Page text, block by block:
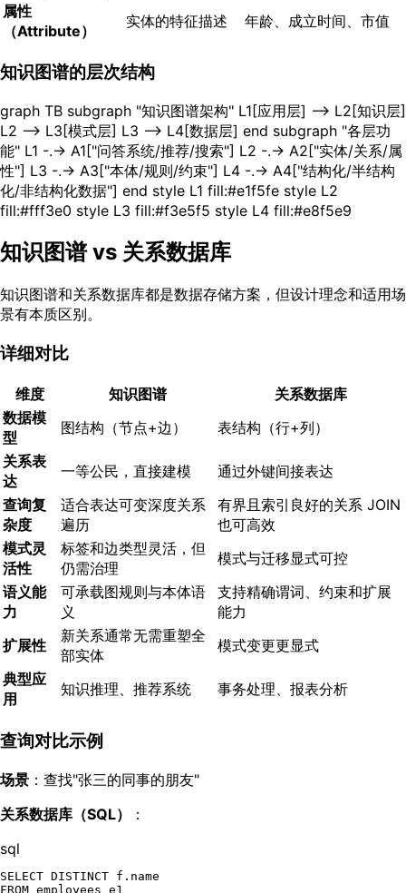
属性
（Attribute）
实体的特征描述 年龄、成立时间、市值
知识图谱的层次结构
graph TB subgraph "知识图谱架构" L1[应用层] --> L2[知识层]
L2 --> L3[模式层] L3 --> L4[数据层] end subgraph "各层功
能" L1 -.-> A1["问答系统/推荐/搜索"] L2 -.-> A2["实体/关系/属
性"] L3 -.-> A3["本体/规则/约束"] L4 -.-> A4["结构化/半结构
化/非结构化数据"] end style L1 fill:#e1f5fe style L2
fill:#fff3e0 style L3 fill:#f3e5f5 style L4 fill:#e8f5e9
知识图谱 vs 关系数据库
知识图谱和关系数据库都是数据存储方案，但设计理念和适用场
景有本质区别。
详细对比
维度 知识图谱
关系数据库
数据模
型
图结构（节点+边）
表结构（行+列）
关系表
达
一等公民，直接建模
通过外键间接表达
查询复
杂度
适合表达可变深度关系
遍历
有界且索引良好的关系 JOIN
也可高效
模式灵
活性
标签和边类型灵活，但
仍需治理
模式与迁移显式可控
语义能
力
可承载图规则与本体语
义
支持精确谓词、约束和扩展
能力
扩展性
新关系通常无需重塑全
部实体
模式变更更显式
典型应
用
知识推理、推荐系统 事务处理、报表分析
查询对比示例
场景 ：查找"张三的同事的朋友"
关系数据库（SQL）
：
sql
SELECT DISTINCT
FROM